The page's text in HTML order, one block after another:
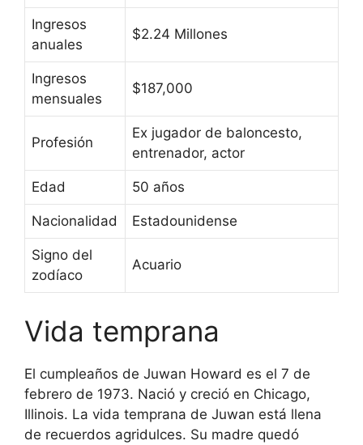
Ingresos
anuales
$2.24 Millones
Ingresos
mensuales
$187,000
Profesión
Ex jugador de baloncesto,
entrenador, actor
Edad 50 años
Nacionalidad Estadounidense
Signo del
zodíaco
Acuario
Vida temprana
El cumpleaños de Juwan Howard es el 7 de
febrero de 1973. Nació y creció en Chicago,
Illinois. La vida temprana de Juwan está llena
de recuerdos agridulces. Su madre quedó